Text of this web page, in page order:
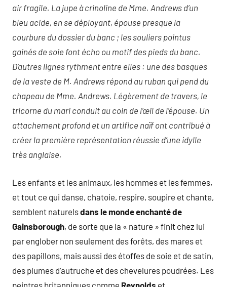
air fragile. La jupe à crinoline de Mme. Andrews d’un
bleu acide, en se déployant, épouse presque la
courbure du dossier du banc ; les souliers pointus
gainés de soie font écho ou motif des pieds du banc.
D’autres lignes rythment entre elles : une des basques
de la veste de M. Andrews répond au ruban qui pend du
chapeau de Mme. Andrews. Légèrement de travers, le
tricorne du mari conduit au coin de l’œil de l’épouse. Un
attachement profond et un artifice naïf ont contribué à
créer la première représentation réussie d’une idylle
très anglaise.
Les enfants et les animaux, les hommes et les femmes,
et tout ce qui danse, chatoie, respire, soupire et chante,
semblent naturelsdans le monde enchanté de
Gainsborough, de sorte que la « nature » finit chez lui
par englober non seulement des forêts, des mares et
des papillons, mais aussi des étoffes de soie et de satin,
des plumes d’autruche et des chevelures poudrées. Les
peintres britanniques comme Reynolds et